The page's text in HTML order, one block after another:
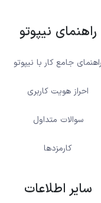
راهنمای نیپوتو
راهنمای جامع کار با نیپوتو
احراز هویت کاربری
سوالات متداول
کارمزدها
سایر اطلاعات